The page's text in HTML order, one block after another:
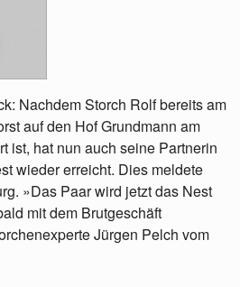
Nachdem Storch Rolf bereits am
auf den Hof Grundmann am
ist, hat nun auch seine Partnerin
wieder erreicht. Dies meldete
»Das Paar wird jetzt das Nest
mit dem Brutgeschäft
Jürgen Pelch vom